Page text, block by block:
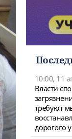
10:00, 11
Власти
требуют
дорогого